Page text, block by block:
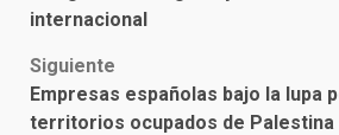
internacional
Siguiente
Empresas españolas bajo la lupa
territorios ocupados de Palestina